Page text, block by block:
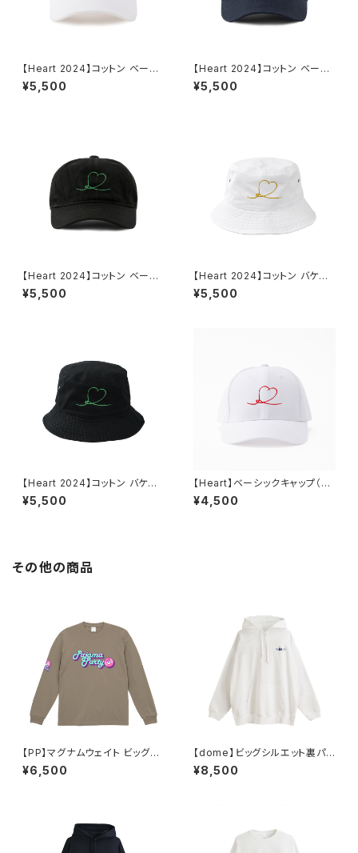
【Heart 2024】コットン ベース
ボールキャップ（ホワイト）
¥5,500
【Heart 2024】コットン ベース
ボールキャップ（ネイビー）
¥5,500
【Heart 2024】コットン ベース
ボールキャップ（ブラック）
¥5,500
【Heart 2024】コットン バケット
ハット（ホワイト）
¥5,500
【Heart 2024】コットン バケット
ハット（ブラック）
¥5,500
【Heart】ベーシックキャップ（ホ
ワイト）
¥4,500
その他の商品
【PP】マグナムウェイト ビッグシ
ルエット ロングスリーブ（アシッ
ドカーキ）
¥6,500
【dome】ビッグシルエット裏パイ
ルPOパーカー（ホワイト）
¥8,500